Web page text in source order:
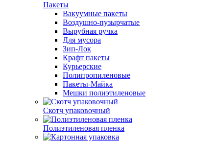
Пакеты
Вакуумные пакеты
Воздушно-пузырчатые
Вырубная ручка
Для мусора
Зип-Лок
Крафт пакеты
Курьерские
Полипропиленовые
Пакеты-Майка
Мешки полиэтиленовые
Скотч упаковочный
Полиэтиленовая пленка